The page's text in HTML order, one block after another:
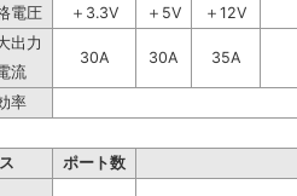
電圧 ＋3.3V ＋5V
＋12V
出力
30A
30A
35A
流
率
ポート数